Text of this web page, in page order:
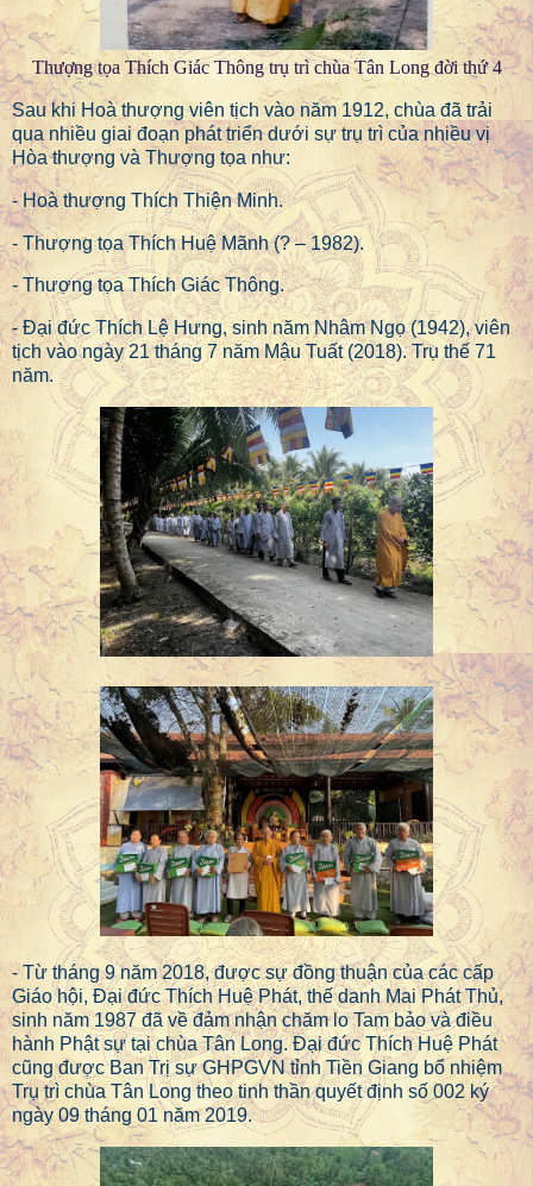
Thượng tọa Thích Giác Thông trụ trì chùa Tân Long đời thứ 4
Sau khi Hoà thượng viên tịch vào năm 1912, chùa đã trải
qua nhiều giai đoạn phát triển dưới sự trụ trì của nhiều vị
Hòa thượng và Thượng tọa như:
- Hoà thượng Thích Thiện Minh.
- Thượng tọa Thích Huệ Mãnh (? – 1982).
- Thượng tọa Thích Giác Thông.
- Đại đức Thích Lệ Hưng, sinh năm Nhâm Ngọ (1942), viên
tịch vào ngày 21 tháng 7 năm Mậu Tuất (2018). Trụ thế 71
năm.
- Từ tháng 9 năm 2018, được sự đồng thuận của các cấp
Giáo hội, Đại đức Thích Huệ Phát, thế danh Mai Phát Thủ,
sinh năm 1987 đã về đảm nhận chăm lo Tam bảo và điều
hành Phật sự tại chùa Tân Long. Đại đức Thích Huệ Phát
cũng được Ban Trị sự GHPGVN tỉnh Tiền Giang bổ nhiệm
Trụ trì chùa Tân Long theo tinh thần quyết định số 002 ký
ngày 09 tháng 01 năm 2019.